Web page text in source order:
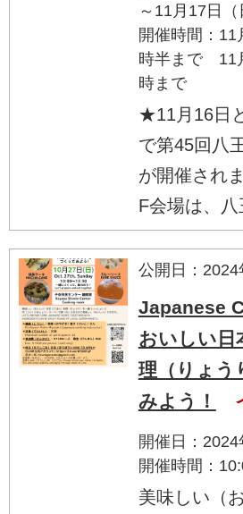
～11月17日（
開催時間：11
時半まで 11
時まで
★11月16日
で第45回八
が開催されま
F会場は、
公開日：2024
Japanese
おいしい日
理（りょう
みよう！
開催日：2024
開催時間：
美味しい（